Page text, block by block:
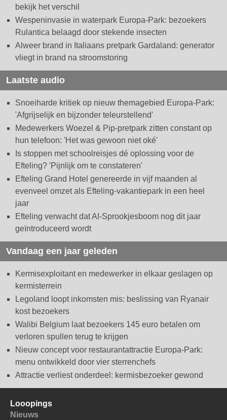
bekijk het verschil
Wespeninvasie in waterpark Europa-Park: bezoekers
Rulantica belaagd door stekende insecten
Alweer brand in Italiaans pretpark Gardaland: generator
vliegt in brand na stroomstoring
Laatste audio
Snoeiharde kritiek op nieuw themagebied Europa-Park:
'Afgrijselijk en bijzonder teleurstellend'
Medewerkers Woezel & Pip-pretpark zitten constant op
hun telefoon: 'Het was gewoon niet oké'
Is stoppen met schoolreisjes dé oplossing voor de
Efteling? 'Pijnlijk om te constateren'
Efteling Grand Hotel genereerde in vijf maanden al
evenveel omzet als Efteling-vakantiepark in een heel
jaar
Efteling verwacht dat AI-Sprookjesboom nog dit jaar
geïntroduceerd wordt
Vandaag een jaar geleden
Kermisexploitant en medewerker in elkaar geslagen op
kermisterrein
Legoland loopt inkomsten mis: beslissing van Ryanair
kost bezoekers
Walibi Belgium laat bezoekers 145 euro betalen om
verloren spullen terug te krijgen
Nieuw concept voor restaurantattractie Europa-Park:
menu ontwikkeld door vier sterrenchefs
Attractie verliest onderdeel: kermisbezoeker gewond
Looopings
Nieuws